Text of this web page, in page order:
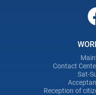
Contact
Sat-
Reception of